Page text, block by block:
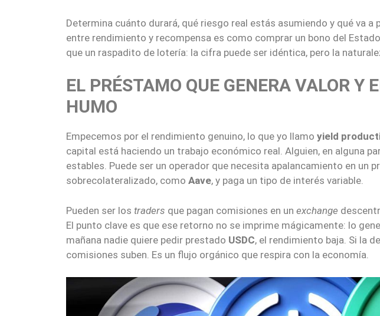
Determina cuánto durará, qué riesgo real estás asumiendo y qué va
entre rendimiento y recompensa es como comprar un bono del
que un raspadito de lotería: la cifra puede ser idéntica, pero la
EL PRÉSTAMO QUE GENERA VALOR Y
HUMO
Empecemos por el rendimiento genuino, lo que yo llamo yield
capital está haciendo un trabajo económico real. Alguien, en alguna
estables. Puede ser un operador que necesita apalancamiento en un
sobrecolateralizado, como Aave, y paga un tipo de interés variable.
Pueden ser los traders que pagan comisiones en un exchange
El punto clave es que ese retorno no se imprime mágicamente: lo
mañana nadie quiere pedir prestado USDC, el rendimiento baja. Si la
comisiones suben. Es un flujo orgánico que respira con la economía.